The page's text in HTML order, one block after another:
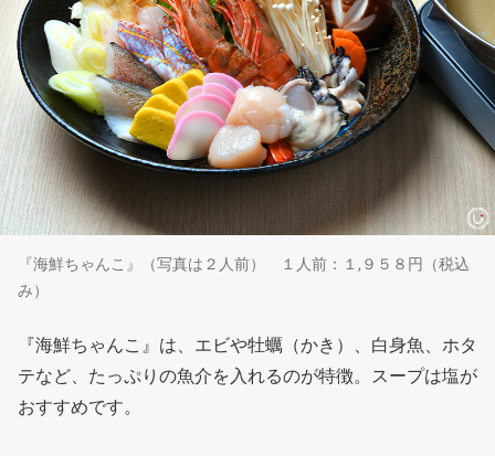
『海鮮ちゃんこ』（写真は２人前） １人前：１,９５８円（税込
み）
『海鮮ちゃんこ』は、エビや牡蠣（かき）、白身魚、ホタ
テなど、たっぷりの魚介を入れるのが特徴。スープは塩が
おすすめです。